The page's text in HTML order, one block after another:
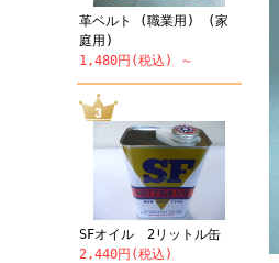
革ベルト (職業用) (家
庭用)
1,480円(税込) ～
SFオイル 2リットル缶
2,440円(税込)